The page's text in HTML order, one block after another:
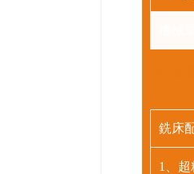
銑床
1、